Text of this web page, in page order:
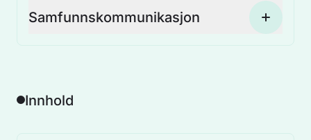
Samfunnskommunikasjon
Innhold